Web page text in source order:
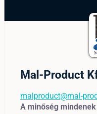
Mal-Product
malproduct@mal-
A minőség